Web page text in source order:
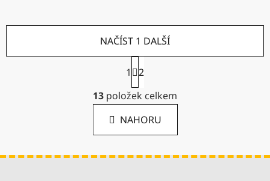
O
v
l
á
d
a
NAČÍST 1 DALŠÍ
S
t
r
á
n
k
á
1
2
13 položek celkem
NAHORU